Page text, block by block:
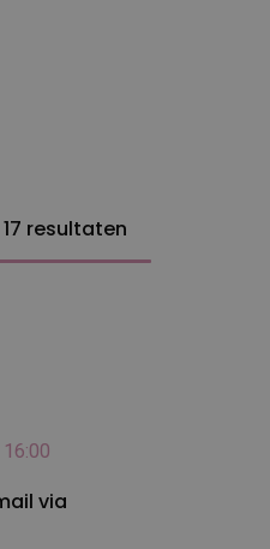
resultaten
via